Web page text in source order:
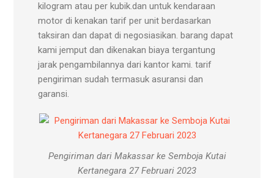
kilogram atau per kubik.dan untuk kendaraan
motor di kenakan tarif per unit berdasarkan
taksiran dan dapat di negosiasikan. barang dapat
kami jemput dan dikenakan biaya tergantung
jarak pengambilannya dari kantor kami. tarif
pengiriman sudah termasuk asuransi dan
garansi.
Pengiriman dari Makassar ke Semboja Kutai
Kertanegara 27 Februari 2023